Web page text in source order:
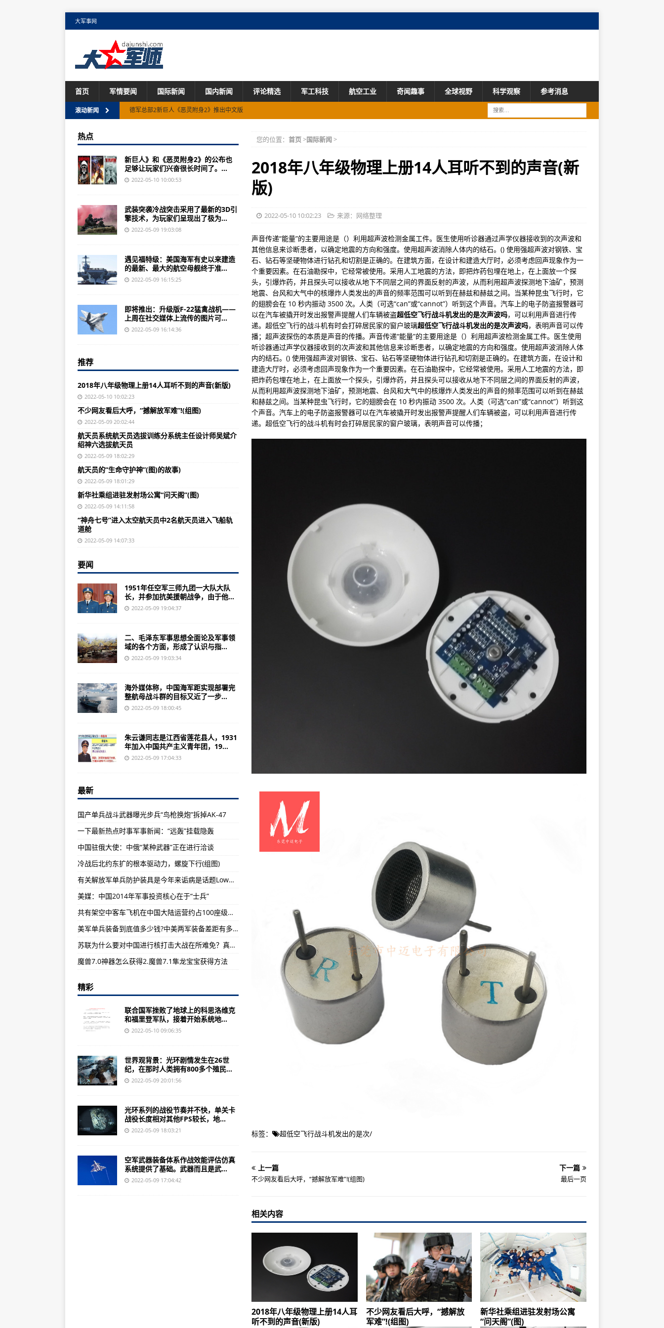
大军事网
首页 军情要闻 国际新闻 国内新闻 评论精选 军工科技 航空工业 奇闻趣事 全球视野 科学观察 参考消息
滚动新闻
rrQ长江作文网科学家们编下了科技战争星年谱……
就是三国之刃兵器强化的全部内容了怎么办？电脑版下载
美国总统大选难产，各自阵营都宣布取得了胜利！！
大国的崩溃|历史上的今天，你知道吗？
被锁定意味着你的飞机已经进入了敌方飞机火控雷达的跟踪系统
国产单兵战斗武器曝光步兵“鸟枪换炮”拆掉AK-47
猎杀潜航5大西洋战役免安装绿色版下载地址等你去玩哦
我军新型大口径车载迫击炮实弹射击考核威力猛于解放军报(组图)
南方被北方海军封锁的结果是南方的海军太弱？
《太阳帝国的原罪》游戏胜利条件成就少尉/侍僧
陈峰摘要：中国红旗-16B军事技术；防空导弹
不少网友看后大呼，“撼解放军难”!(组图)
《光环》系列的一切起源，源于数万年前、古人类以及先驱者的“残留物”-洪魔之间的恩怨情仇
央视：南部战区空军航空兵驾驶战机立刻飞到攻击位置仓皇退出
更多女游dnf女弹药加点怎么玩更多女小编加点攻略介绍
中国驻俄大使：中俄“某种武器”正在进行洽谈
开国将军王海逝世曾被中央军委授予空军上将军衔(图)
DNF国服更新女枪三觉三绝之后女枪强度又回上升多少
《英雄联盟》3D引擎技术介绍及玩法模式介绍
中国之声敢于亮丑地空导弹抓训练提升复杂环境下的战斗力
华山无人工厂现人造黑洞实验35岁后被辞退妻子忏悔
航天员的“生命守护神”(图)的故事)
中国首艘国产航母进入冲刺直道歼15战机或连续起飞
开国将军朱云谦逝世曾被授予一级红星功勋荣誉章(图)
共有架空中客车飞机在中国大陆运营约占100座级以上现役飞机总数的一半
可视应急指挥交互系统解决方案+1(泛指公共安全名词)
中方参演部队以第38集团军和空军抽调精锐部队组成英雄部队
美军单兵装备到底值多少钱?中美两军装备差距有多大
PCL-181车载加榴炮曝光：老装备将随着服役淡出大众视野
2018年八年级物理上册14人耳听不到的声音(新版)
走进西青区杨柳青镇深入老巷岁月留下的痕迹依稀可见(组图)
德军总部2新巨人《恶灵附身2》推出中文版
您的位置： 首页>国际新闻>
2018年八年级物理上册14人耳听不到的声音(新
版)
2022-05-10 10:02:23 来源：网络整理
声音传递“能量”的主要用途是（）利用超声波检测金属工件。医生使用听诊器通过声学仪器接收到的次声波和
其他信息来诊断患者，以确定地震的方向和强度。使用超声波消除人体内的结石。() 使用强超声波对钢铁、宝
石、钻石等坚硬物体进行钻孔和切割是正确的。在建筑方面，在设计和建造大厅时，必须考虑回声现象作为一
个重要因素。在石油勘探中，它经常被使用。采用人工地震的方法，即把炸药包埋在地上，在上面放一个探
头，引爆炸药，并且探头可以接收从地下不同层之间的界面反射的声波，从而利用超声波探测地下油矿，预测
地震、台风和大气中的核爆炸人类发出的声音的频率范围可以听到在赫兹和赫兹之间。当某种昆虫飞行时，它
的翅膀会在 10 秒内振动 3500 次。人类（可选“can”或“cannot”）听到这个声音。汽车上的电子防盗报警器可
以在汽车被撬开时发出报警声提醒人们车辆被盗超低空飞行战斗机发出的是次声波吗，可以利用声音进行传
递。超低空飞行的战斗机有时会打碎居民家的窗户玻璃超低空飞行战斗机发出的是次声波吗，表明声音可以传
播；超声波探伤的本质是声音的传播。声音传递“能量”的主要用途是（）利用超声波检测金属工件。医生使用
听诊器通过声学仪器接收到的次声波和其他信息来诊断患者，以确定地震的方向和强度。使用超声波消除人体
内的结石。() 使用强超声波对钢铁、宝石、钻石等坚硬物体进行钻孔和切割是正确的。在建筑方面，在设计和
建造大厅时，必须考虑回声现象作为一个重要因素。在石油勘探中，它经常被使用。采用人工地震的方法，即
把炸药包埋在地上，在上面放一个探头，引爆炸药，并且探头可以接收从地下不同层之间的界面反射的声波，
从而利用超声波探测地下油矿，预测地震、台风和大气中的核爆炸人类发出的声音的频率范围可以听到在赫兹
和赫兹之间。当某种昆虫飞行时，它的翅膀会在 10 秒内振动 3500 次。人类（可选“can”或“cannot”）听到这
个声音。汽车上的电子防盗报警器可以在汽车被撬开时发出报警声提醒人们车辆被盗，可以利用声音进行传
递。超低空飞行的战斗机有时会打碎居民家的窗户玻璃，表明声音可以传播；
标签： 超低空飞行战斗机发出的是次/
上一篇
不少网友看后大呼，“撼解放军难”!(组图)
下一篇
最后一页
相关内容
2018年八年级物理上册14人耳
听不到的声音(新版)
不少网友看后大呼，“撼解放
军难”!(组图)
新华社乘组进驻发射场公寓
“问天阁”(图)
热点
新巨人》和《恶灵附身2》的公布也
足够让玩家们兴奋很长时间了。...
2022-05-10 10:00:53
武装突袭冷战突击采用了最新的3D引
擎技术，为玩家们呈现出了极为...
2022-05-09 19:03:08
遇见福特级：美国海军有史以来建造
的最新、最大的航空母舰终于准...
2022-05-09 16:15:25
即将推出：升级版F-22猛禽战机——
上周在社交媒体上流传的图片可...
2022-05-09 16:14:36
推荐
2018年八年级物理上册14人耳听不到的声音(新版)
2022-05-10 10:02:23
不少网友看后大呼，“撼解放军难”!(组图)
2022-05-09 20:02:44
航天员系统航天员选拔训练分系统主任设计师吴斌介
绍神六选拔航天员
2022-05-09 18:02:29
航天员的“生命守护神”(图)的故事)
2022-05-09 18:01:29
新华社乘组进驻发射场公寓“问天阁”(图)
2022-05-09 14:11:58
“神舟七号”进入太空航天员中2名航天员进入飞船轨
道舱
2022-05-09 14:07:33
要闻
1951年任空军三师九团一大队大队
长，并参加抗美援朝战争，由于他...
2022-05-09 19:04:37
二、毛泽东军事思想全面论及军事领
域的各个方面，形成了认识与指...
2022-05-09 19:03:34
海外媒体称，中国海军距实现部署完
整航母战斗群的目标又近了一步...
2022-05-09 18:00:45
朱云谦同志是江西省莲花县人，1931
年加入中国共产主义青年团，19...
2022-05-09 17:04:33
最新
国产单兵战斗武器曝光步兵“鸟枪换炮”拆掉AK-47
一下最新热点时事军事新闻：“远轰”挂载隐轰
中国驻俄大使：中俄“某种武器”正在进行洽谈
冷战后北约东扩的根本驱动力，螺旋下行(组图)
有关解放军单兵防护装具是今年来诟病是话题Low到了极致
美媒：中国2014年军事投资核心在于“士兵”
共有架空中客车飞机在中国大陆运营约占100座级以上现役飞机总数的一半
美军单兵装备到底值多少钱?中美两军装备差距有多大
苏联为什么要对中国进行核打击大战在所难免？真相是这样的
魔兽7.0神器怎么获得2.魔兽7.1隼龙宝宝获得方法
精彩
联合国军挫败了地球上的科思洛维克
和福里登军队，接着开始系统地...
2022-05-10 09:06:35
世界观背景：光环剧情发生在26世
纪，在那时人类拥有800多个殖民...
2022-05-09 20:01:56
光环系列的战役节奏并不快，单关卡
战役长度相对其他FPS较长，地...
2022-05-09 18:03:21
空军武器装备体系作战效能评估仿真
系统提供了基础。武器而且是武...
2022-05-09 17:04:42